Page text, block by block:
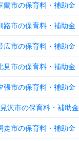
蘭市の保育料・補助金
路市の保育料・補助金
広市の保育料・補助金
見市の保育料・補助金
張市の保育料・補助金
沢市の保育料・補助金
走市の保育料・補助金